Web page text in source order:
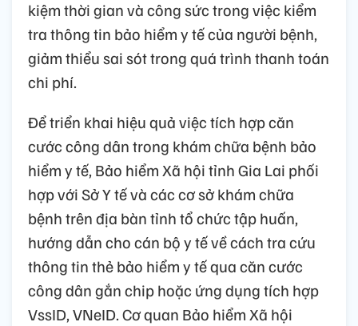
kiệm thời gian và công sức trong việc kiểm
tra thông tin bảo hiểm y tế của người bệnh,
giảm thiểu sai sót trong quá trình thanh toán
chi phí.
Để triển khai hiệu quả việc tích hợp căn
cước công dân trong khám chữa bệnh bảo
hiểm y tế, Bảo hiểm Xã hội tỉnh Gia Lai phối
hợp với Sở Y tế và các cơ sở khám chữa
bệnh trên địa bàn tỉnh tổ chức tập huấn,
hướng dẫn cho cán bộ y tế về cách tra cứu
thông tin thẻ bảo hiểm y tế qua căn cước
công dân gắn chip hoặc ứng dụng tích hợp
VssID, VNeID. Cơ quan Bảo hiểm Xã hội